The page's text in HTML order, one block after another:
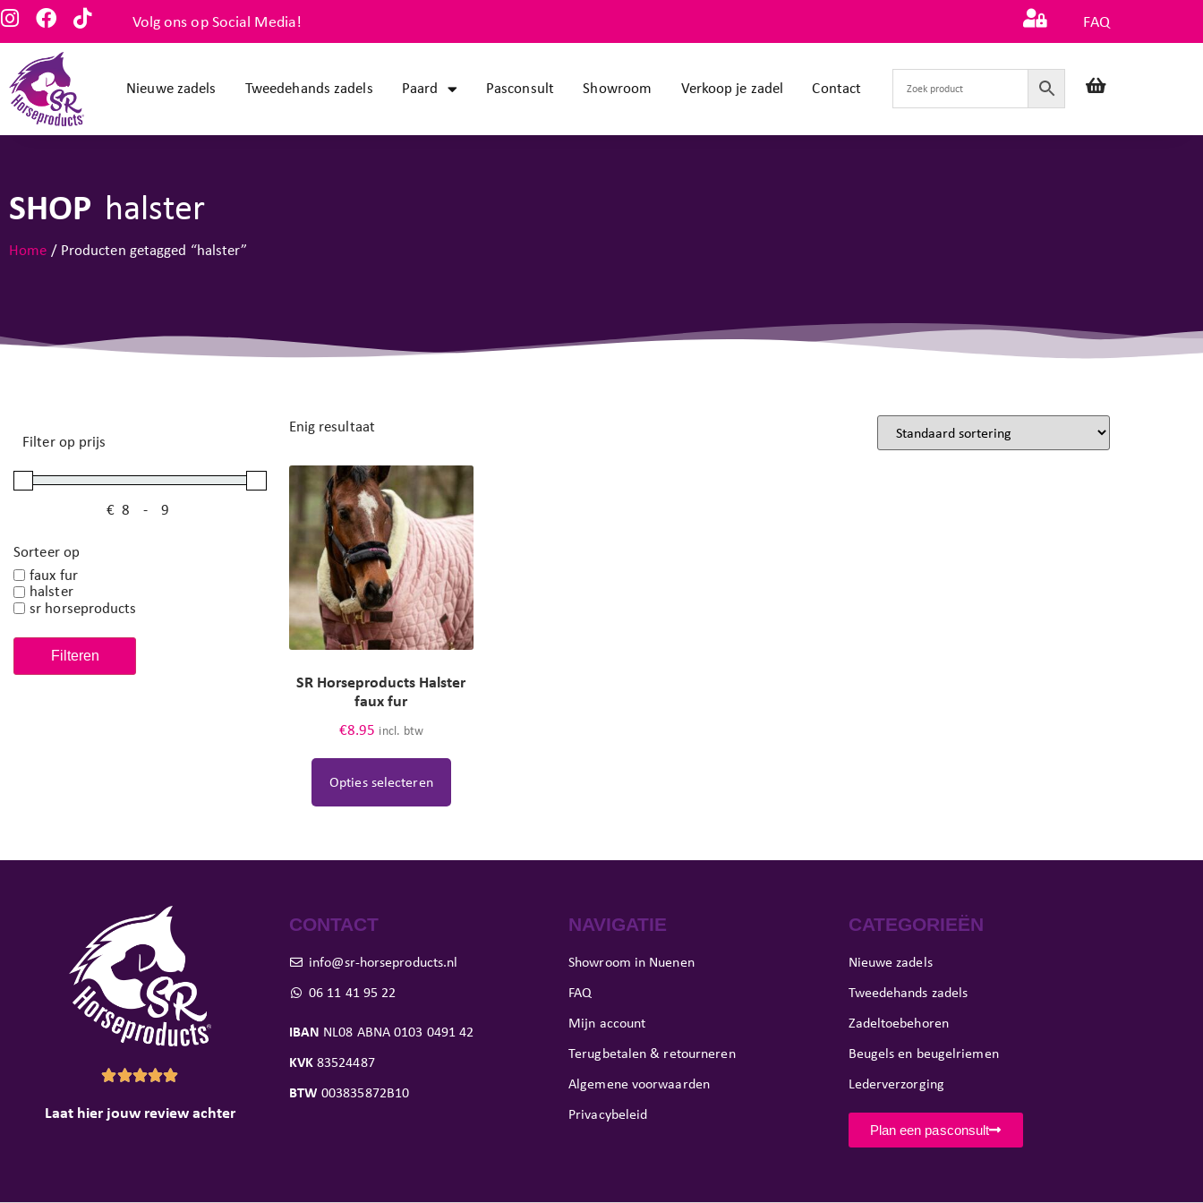
Volg ons op Social Media! FAQ
Nieuwe zadels Tweedehands zadels Paard Pasconsult Showroom Verkoop je zadel Contact
SHOP halster
Home / Producten getagged “halster”
Filter op prijs
€ Minimale prijs
-
Maximale prijs
Sorteer op
faux fur
halster
sr horseproducts
Filteren
Enig resultaat
SR Horseproducts Halster
faux fur
€8.95 incl. btw
Opties selecteren

Laat hier jouw review achter
CONTACT
info@sr-horseproducts.nl
06 11 41 95 22
IBAN NL08 ABNA 0103 0491 42
KVK83524487
BTW 003835872B10
NAVIGATIE
Showroom in Nuenen
FAQ
Mijn account
Terugbetalen & retourneren
Algemene voorwaarden
Privacybeleid
CATEGORIEËN
Nieuwe zadels
Tweedehands zadels
Zadeltoebehoren
Beugels en beugelriemen
Lederverzorging
Plan een pasconsult